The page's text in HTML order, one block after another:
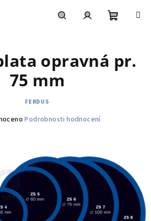
košík
opravná pr.
75 mm
FERDUS
Podrobnosti hodnocení